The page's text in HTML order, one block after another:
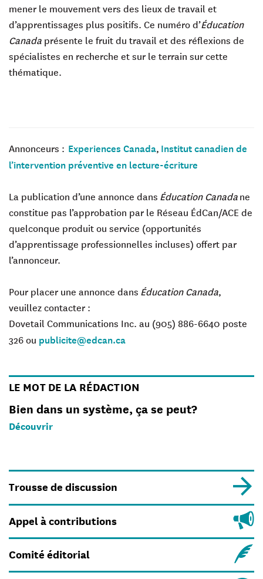
mener le mouvement vers des lieux de travail et
d’apprentissages plus positifs. Ce numéro d’Éducation
Canada présente le fruit du travail et des réflexions de
spécialistes en recherche et sur le terrain sur cette
thématique.
Annonceurs : Experiences Canada, Institut canadien de
l’intervention préventive en lecture-écriture
La publication d’une annonce dans Éducation Canadane
constitue pas l’approbation par le Réseau ÉdCan/ACE de
quelconque produit ou service (opportunités
d’apprentissage professionnelles incluses) offert par
l’annonceur.
Pour placer une annonce dans Éducation Canada,
veuillez contacter :
Dovetail Communications Inc. au (905) 886-6640 poste
326 ou publicite@edcan.ca
LE MOT DE LA RÉDACTION
Bien dans un système, ça se peut?
Découvrir
Trousse de discussion
Appel à contributions
Comité éditorial